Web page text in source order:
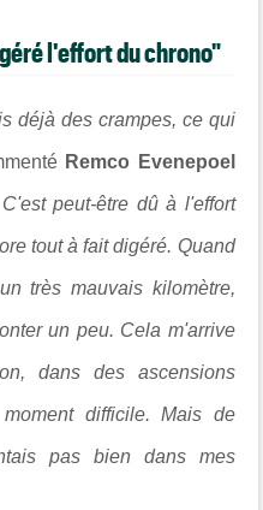
l'effort du chrono"
déjà des crampes, ce qui
Remco Evenepoel
C'est peut-être dû à l'effort
tout à fait digéré. Quand
très mauvais kilomètre,
un peu. Cela m'arrive
dans des ascensions
difficile. Mais de
pas bien dans mes